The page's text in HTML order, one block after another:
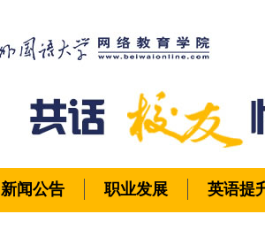
新闻公告 职业发展 英语提